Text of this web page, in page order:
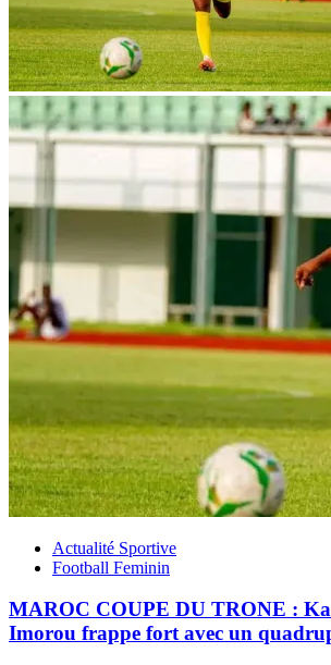
Actualité Sportive
Football Feminin
MAROC COUPE DU TRONE :
Imorou frappe fort avec un